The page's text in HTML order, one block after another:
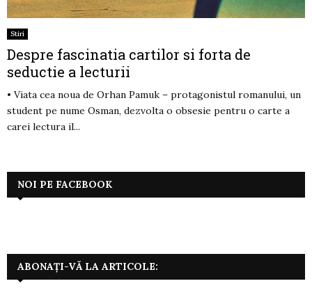
Stiri
Despre fascinatia cartilor si forta de
seductie a lecturii
• Viata cea noua de Orhan Pamuk – protagonistul romanului, un
student pe nume Osman, dezvolta o obsesie pentru o carte a
carei lectura il...
NOI PE FACEBOOK
ABONAȚI-VĂ LA ARTICOLE: